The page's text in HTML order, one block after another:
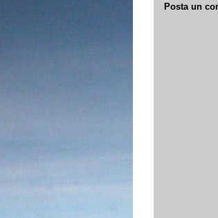
Posta un